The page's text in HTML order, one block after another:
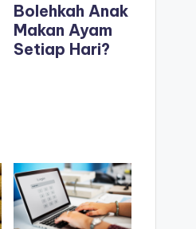
Bolehkah Anak
Makan Ayam
Setiap Hari?